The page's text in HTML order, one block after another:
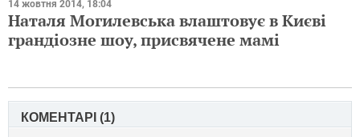
14 жовтня 2014, 18:04
Наталя Могилевська влаштовує в Києві
грандіозне шоу, присвячене мамі
КОМЕНТАРІ (1)